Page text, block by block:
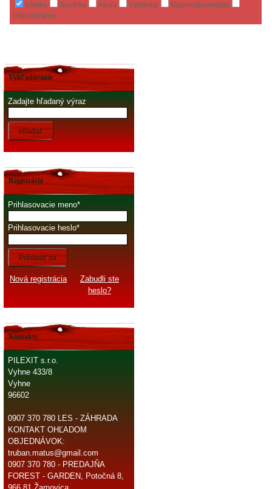
Všetko Novinky Akcia Výpredaj
Najpredávanejšie
Odporúčame
Vyhľadávanie
Zadajte hľadaný výraz
Hľadať
Registrácia
Prihlasovacie meno
Prihlasovacie heslo
Prihlásiť sa
Nová registrácia
Zabudli ste
heslo?
Kontakty
PILEXIT s.r.o.
Vyhne 433/8
Vyhne
96602
0907 370 780 LES - ZÁHRADA
KONTAKT OHĽADOM
OBJEDNÁVOK:
truban.matus@gmail.com
0907 370 780 - PREDAJŇA
FOREST - GARDEN, Potočná 8,